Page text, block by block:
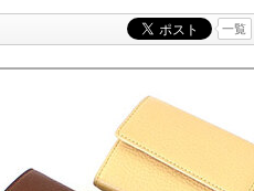
一覧